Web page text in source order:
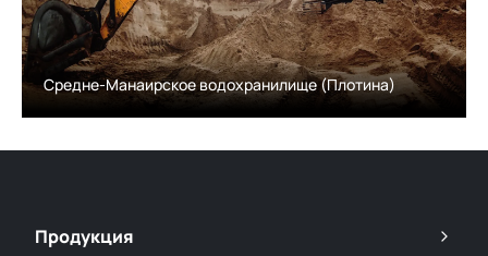
Средне-Манаирское водохранилище (Плотина)
Продукция